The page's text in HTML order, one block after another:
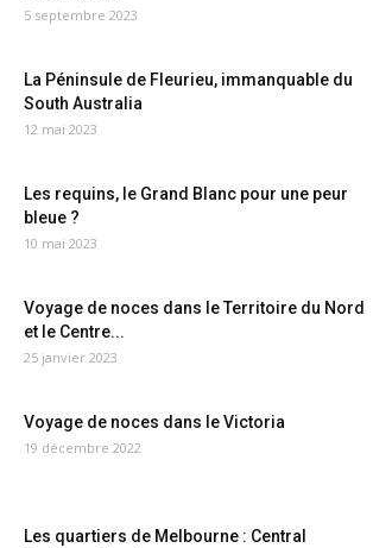
5 septembre 2023
La Péninsule de Fleurieu, immanquable du
South Australia
12 mai 2023
Les requins, le Grand Blanc pour une peur
bleue ?
10 mai 2023
Voyage de noces dans le Territoire du Nord
et le Centre...
25 janvier 2023
Voyage de noces dans le Victoria
19 décembre 2022
Les quartiers de Melbourne : Central